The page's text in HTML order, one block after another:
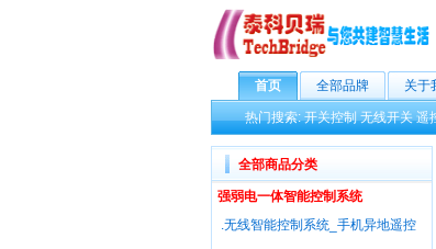
首页 全部品牌 关于
热门搜索:开关控制 无线开关 遥
全部商品分类
强弱电一体智能控制系统
.无线智能控制系统_手机异地遥控